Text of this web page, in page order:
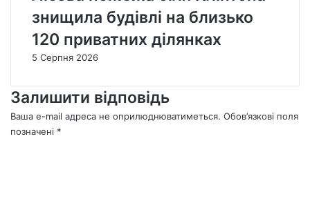
знищила будівлі на близько
120 приватних ділянках
5 Серпня 2026
Залишити відповідь
Ваша e-mail адреса не оприлюднюватиметься. Обов’язкові поля
позначені *